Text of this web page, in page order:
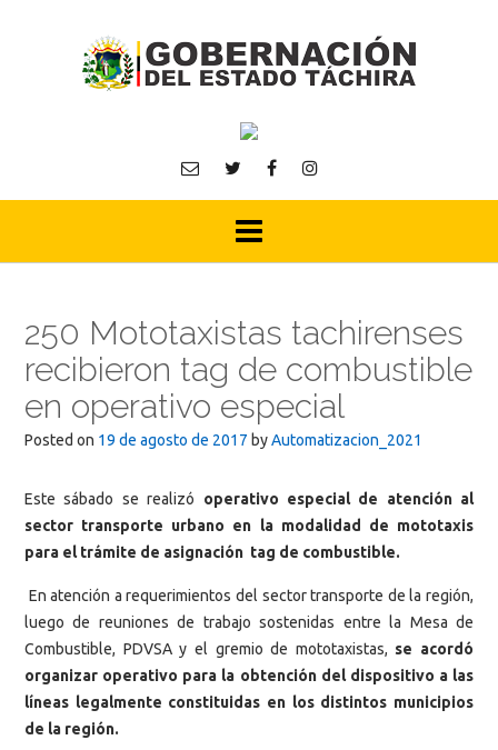
250 Mototaxistas tachirenses
recibieron tag de combustible
en operativo especial
Posted on 19 de agosto de 2017 byAutomatizacion_2021
Este sábado se realizó operativo especial de atención al
sector transporte urbano en la modalidad de mototaxis
para el trámite de asignación tag de combustible.
En atención a requerimientos del sector transporte de la región,
luego de reuniones de trabajo sostenidas entre la Mesa de
Combustible, PDVSA y el gremio de mototaxistas, se acordó
organizar operativo para la obtención del dispositivo a las
líneas legalmente constituidas en los distintos municipios
de la región.